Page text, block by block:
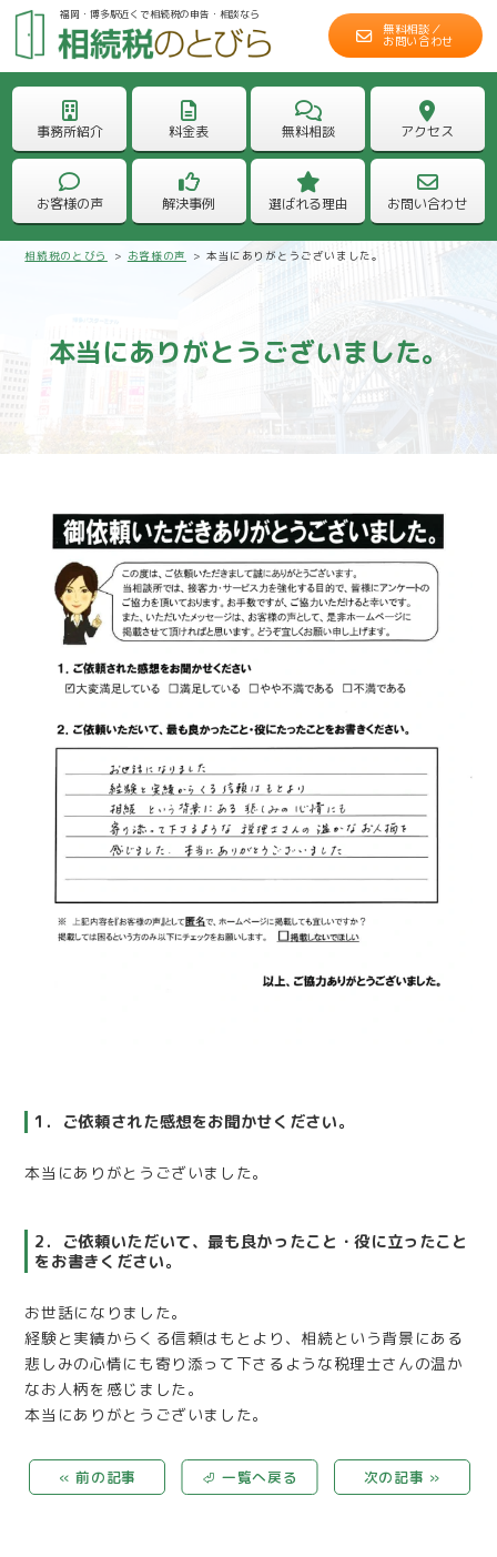
福岡・博多駅近くで相続税の申告・相談なら
無料相談／
お問い合わせ
事務所紹介 料金表 無料相談 アクセス
お客様の声 解決事例 選ばれる理由 お問い合わせ
相続税のとびら > お客様の声 > 本当にありがとうございました。
本当にありがとうございました。
1．ご依頼された感想をお聞かせください。
本当にありがとうございました。
2．ご依頼いただいて、最も良かったこと・役に立ったこと
をお書きください。
お世話になりました。
経験と実績からくる信頼はもとより、相続という背景にある
悲しみの心情にも寄り添って下さるような税理士さんの温か
なお人柄を感じました。
本当にありがとうございました。
« 前の記事 ⏎ 一覧へ戻る 次の記事 »